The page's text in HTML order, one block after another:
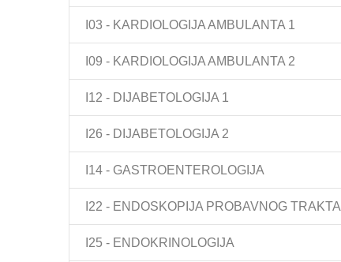
I03 - KARDIOLOGIJA AMBULANTA 1
I09 - KARDIOLOGIJA AMBULANTA 2
I12 - DIJABETOLOGIJA 1
I26 - DIJABETOLOGIJA 2
I14 - GASTROENTEROLOGIJA
I22 - ENDOSKOPIJA PROBAVNOG TRAKTA
I25 - ENDOKRINOLOGIJA